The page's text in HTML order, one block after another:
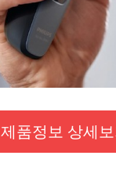
제품정보 상세보